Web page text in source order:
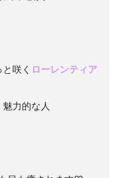
咲く ローレンティア
力的な人